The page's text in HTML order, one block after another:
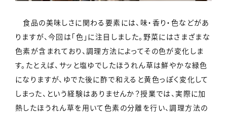
食品の美味しさに関わる要素には、味・香り・色などがあ
りますが、今回は「色」に注目しました。野菜にはさまざまな
色素が含まれており、調理方法によってその色が変化しま
す。たとえば、サッと塩ゆでしたほうれん草は鮮やかな緑色
になりますが、ゆでた後に酢で和えると黄色っぽく変化して
しまった、という経験はありませんか？授業では、実際に加
熱したほうれん草を用いて色素の分離を行い、調理方法の